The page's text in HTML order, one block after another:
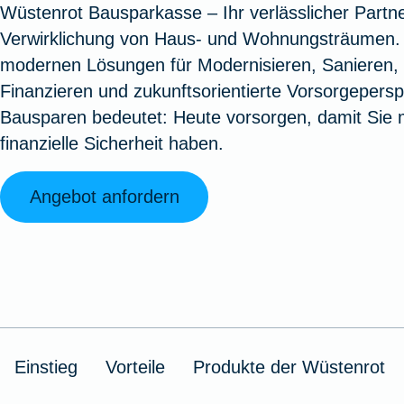
Oldtimerversicherung
Fahrradversicherung
Zur Produktübersicht
Haus- und
Jagd-
Jäger-
Augenzusatzversicherung
Pflegemonatsgeld
Zur Produktübersicht
Zur
Zur
Vermögensschadenversicherung
Kunstversicherung
Zur Serviceübersicht
Wüstenrot Bausparkasse – Ihr verlässlicher
Verwirklichung von Haus- und
modernen Lösungen für Modernisieren, Sanieren,
Finanzieren und zukunftsorientierte
Bausparen bedeutet: Heute vorsorgen, damit Sie
finanzielle Sicherheit haben.
Angebot anfordern
Einstieg Vorteile Produkte der Wüstenrot